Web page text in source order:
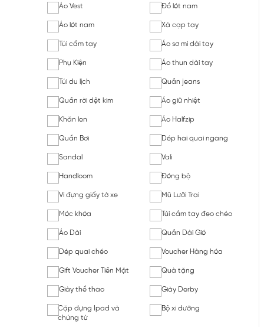
Áo Vest Đồ lót nam
Áo lót nam Xà cạp tay
Túi cầm tay Áo sơ mi dài tay
Phụ Kiện Áo thun dài tay
Túi du lịch Quần jeans
Quần rời dệt kim Áo giữ nhiệt
Khăn len Áo Halfzip
Quần Bơi Dép hai quai ngang
Sandal Vali
Handloom Đóng bộ
Ví đựng giấy tờ xe Mũ Lưỡi Trai
Móc khóa Túi cầm tay đeo chéo
Áo Dài Quần Dài Gió
Dép quai chéo Voucher Hàng hóa
Gift Voucher Tiền Mặt Quà tặng
Giày thể thao Giày Derby
Cặp đựng Ipad và
chứng từ
Bộ xi dưỡng